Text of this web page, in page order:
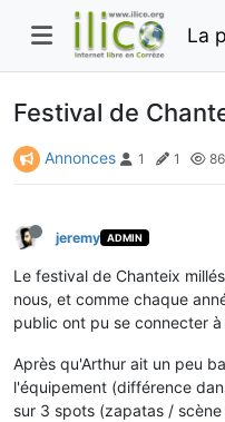
Festival de
Annonces 1 1
jeremy ADMIN
Le festival de Chanteix
nous, et comme chaque
public ont pu se connecter
Après qu'Arthur ait un peu
l'équipement (différence
sur 3 spots (zapatas /